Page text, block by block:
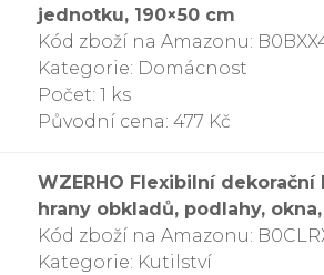
jednotku, 190×50 cm
Kód zboží na Amazonu:
Kategorie: Domácnost
Počet: 1 ks
Původní cena: 477 Kč
WZERHO Flexibilní
hrany obkladů, podlahy,
Kód zboží na Amazonu:
Kategorie: Kutilství